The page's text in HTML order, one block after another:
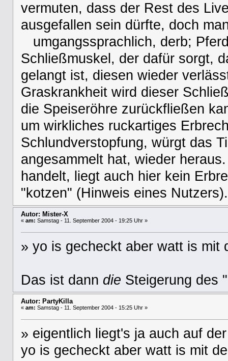
vermuten, dass der Rest des
ausgefallen sein dürfte, doch
umgangssprachlich, derb;
Schließmuskel, der dafür sorgt,
gelangt ist, diesen wieder
Graskrankheit wird dieser
die Speiseröhre zurückfließen
um wirkliches ruckartiges
Schlundverstopfung, würgt das
angesammelt hat, wieder
handelt, liegt auch hier kein
"kotzen" (Hinweis eines Nutzers).
Autor: Mister-X
« am: Samstag - 11. September 2004 - 19:25 Uhr »
» yo is gecheckt aber watt is mit
Das ist dann die Steigerung des "
Autor: PartyKilla
« am: Samstag - 11. September 2004 - 15:25 Uhr »
» eigentlich liegt's ja auch auf
yo is gecheckt aber watt is mit